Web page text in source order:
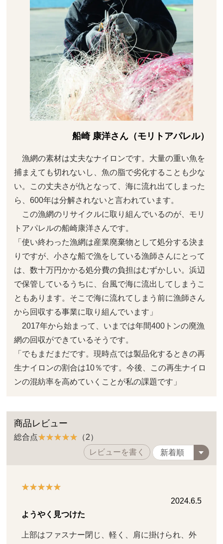
船崎 康洋さん（モリトアパレル）
漁網の素材は丈夫なナイロンです。大量の重い魚を
捕まえても切れないし、魚の脂で劣化することも少な
い。この丈夫さが仇となって、海に流れ出てしまった
ら、600年は分解されないと言われています。
この漁網のリサイクルに取り組んでいるのが、モリ
トアパレルの船崎康洋さんです。
「使い終わった漁網は産業廃棄物として処分する決ま
りですが、小さな船で漁をしている漁師さんにとって
は、数十万円かかる処分費の負担はむずかしい。浜辺
で保管しているうちに、台風で海に流出してしまうこ
ともあります。そこで海に流れてしまう前に漁師さん
から回収する事業に取り組んでいます」
2017年から始まって、いまでは年間400トンの廃漁
網の回収ができているそうです。
「でもまだまだです。現時点では製品化するときの再
生ナイロンの割合は10％です。今後、この再生ナイロ
ンの混紡率を高めていくことが私の課題です」
商品レビュー
総合点
（2）
レビューを書く
2024.6.5
ようやく見つけた
上部はファスナー閉じ、軽く、肩に掛けられ、外